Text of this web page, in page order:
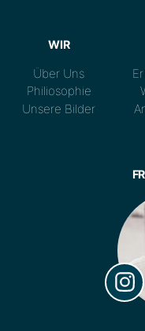
WIR
Über Uns
Philiosophie
Unsere Bilder